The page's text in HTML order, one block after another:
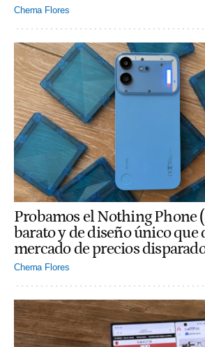
Chema Flores
Probamos el Nothing Phone
barato y de diseño único que
mercado de precios
Chema Flores